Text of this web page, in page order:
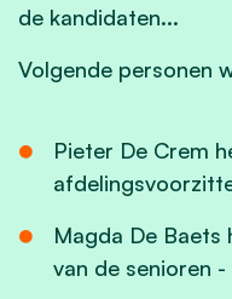
de kandidaten...
Volgende personen
Pieter De Crem
Magda De Baets
van de senioren